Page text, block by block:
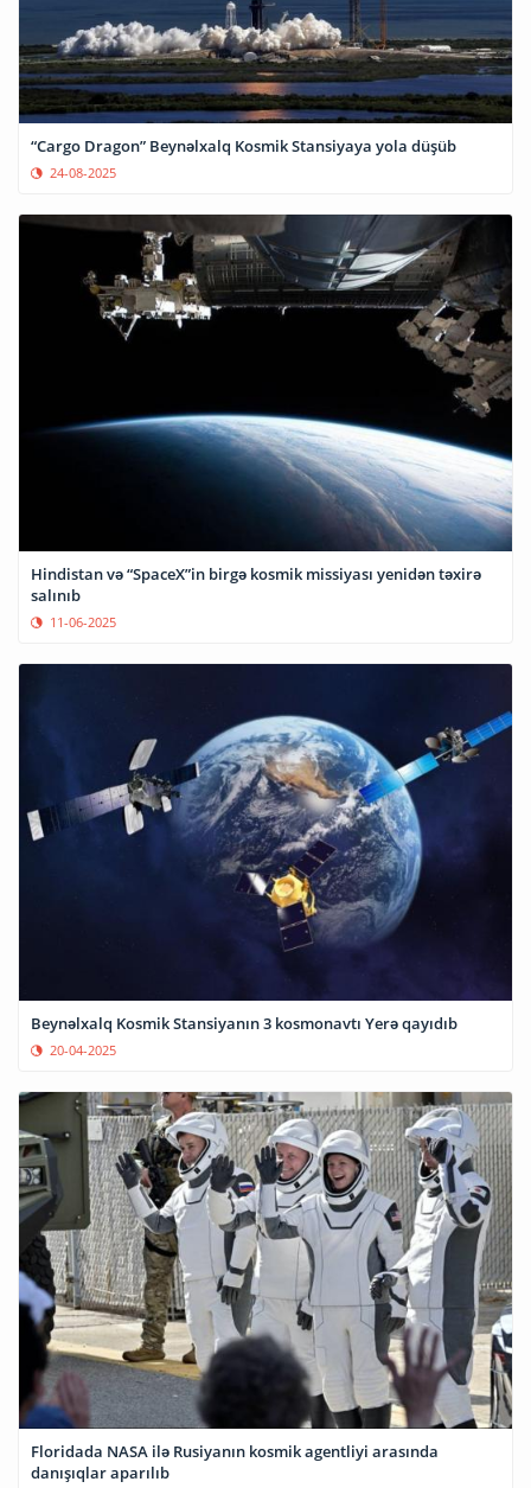
“Cargo Dragon” Beynəlxalq Kosmik Stansiyaya yola düşüb
24-08-2025
Hindistan və “SpaceX”in birgə kosmik missiyası yenidən təxirə
salınıb
11-06-2025
Beynəlxalq Kosmik Stansiyanın 3 kosmonavtı Yerə qayıdıb
20-04-2025
Floridada NASA ilə Rusiyanın kosmik agentliyi arasında
danışıqlar aparılıb